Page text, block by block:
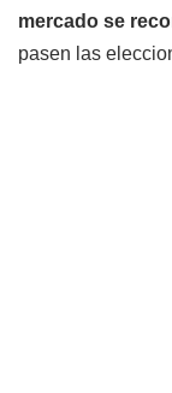
mercado se
pasen las